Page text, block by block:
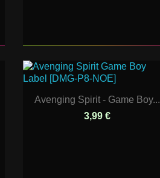
Avenging Spirit - Game Boy...
3,99 €